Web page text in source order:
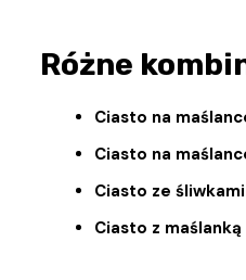
Różne
Ciasto na
Ciasto na
Ciasto ze
Ciasto z maślanką